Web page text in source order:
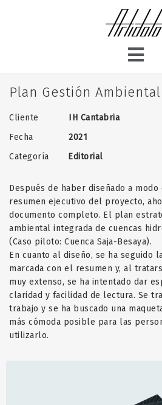
Plan Gestión Ambiental
Cliente IH Cantabria
Fecha 2021
Categoría Editorial
Después de haber diseñado a
resumen ejecutivo del proyecto,
documento completo. El plan
ambiental integrada de cuencas
(Caso piloto: Cuenca Saja-Besaya).
En cuanto al diseño, se ha seguido
marcada con el resumen y, al
muy extenso, se ha intentado dar
claridad y facilidad de lectura. Se
trabajo y se ha buscado una
más cómoda posible para las
utilizarlo.